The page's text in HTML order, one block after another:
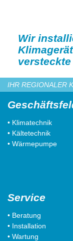
Wir
IHR REGIONALER
• Klimatechnik
• Kältetechnik
• Wärmepumpe
Service
• Beratung
• Installation
• Wartung